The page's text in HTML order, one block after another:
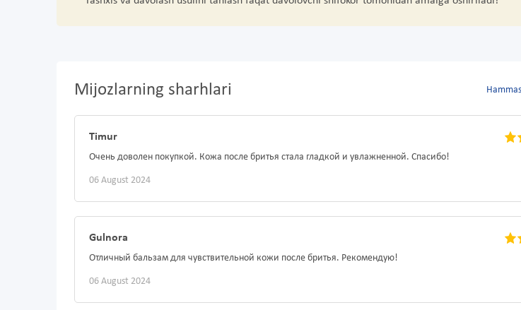
Mijozlarning sharhlari
Timur
Очень доволен покупкой. Кожа после бритья стала гладкой и увлажненной. Спасибо!
06 August 2024
Gulnora
Отличный бальзам для чувствительной кожи после бритья. Рекомендую!
06 August 2024